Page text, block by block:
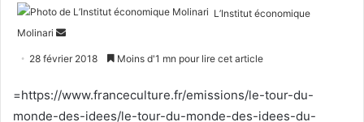
L’Institut économique
Molinari
Envoyer
28 février 2018 Moins d'1 mn pour lire cet article
=https://www.franceculture.fr/emissions/le-tour-du-
monde-des-idees/le-tour-du-monde-des-idees-du-